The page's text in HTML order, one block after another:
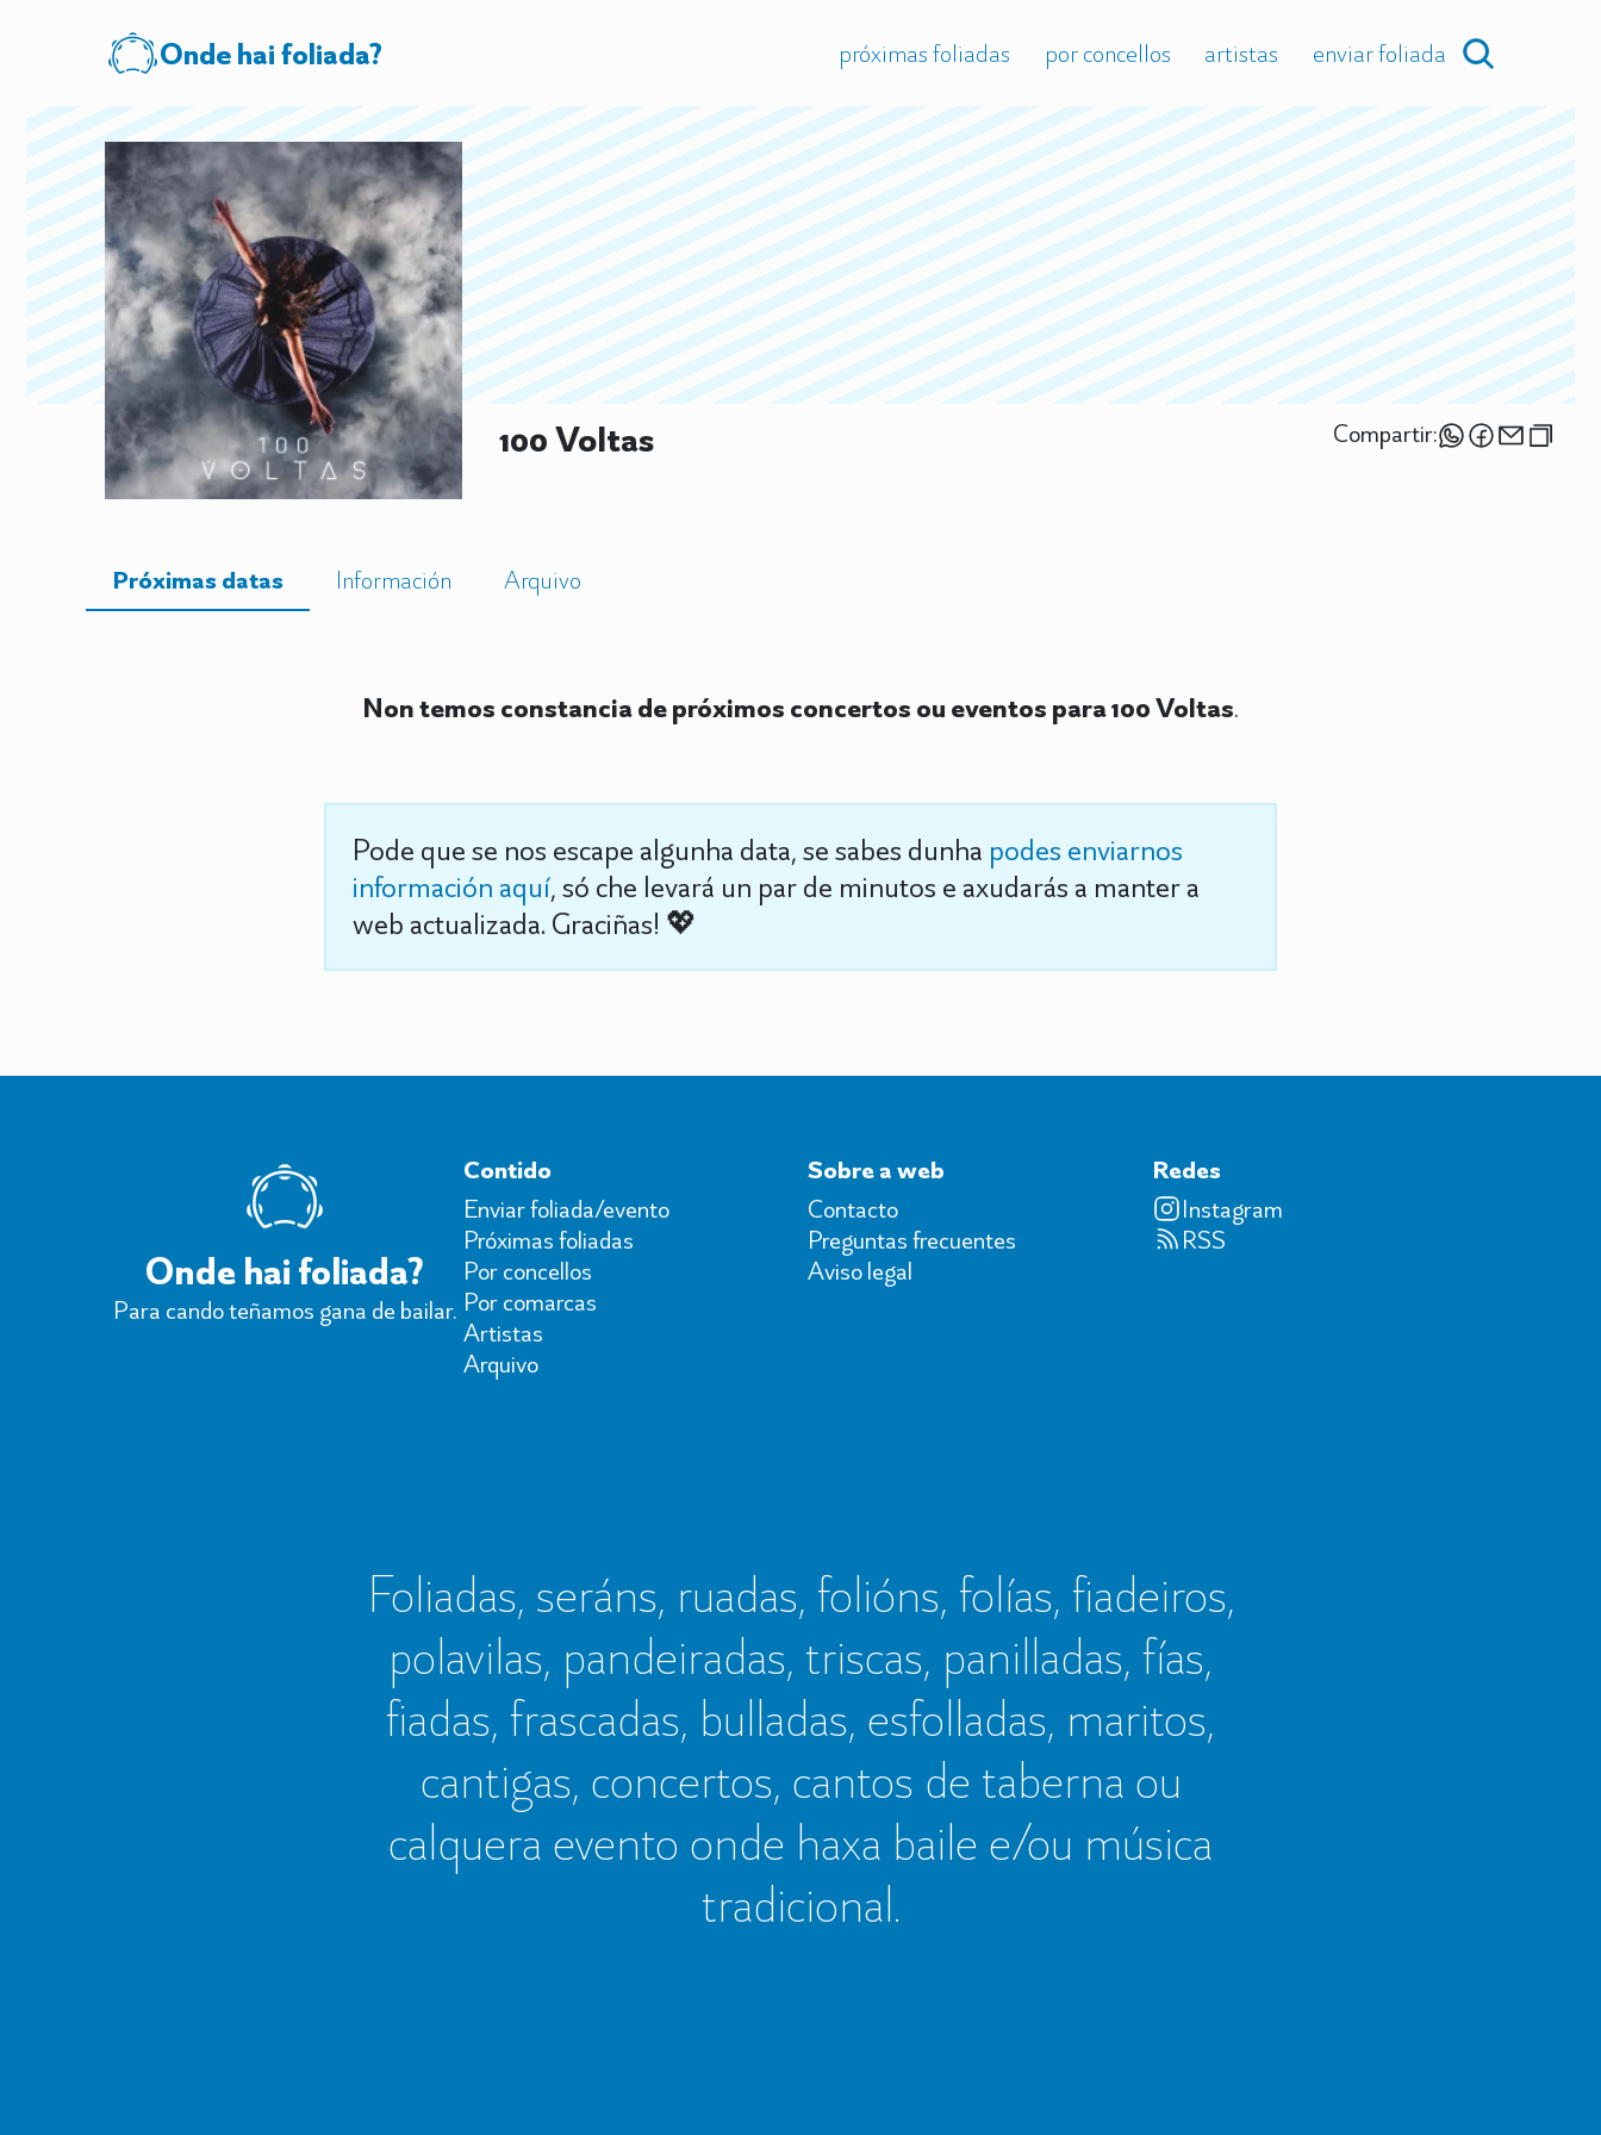
Onde hai foliada? próximas foliadas por concellos artistas enviar foliada
100 Voltas Compartir:
Próximas datas Información Arquivo
Non temos constancia de próximos concertos ou eventos para 100 Voltas.
Pode que se nos escape algunha data, se sabes dunha podes enviarnos
información aquí, só che levará un par de minutos e axudarás a manter a
web actualizada. Graciñas! 💖
Onde hai foliada?
Para cando teñamos gana de bailar.
Contido
Enviar foliada/evento
Próximas foliadas
Por concellos
Por comarcas
Artistas
Arquivo
Sobre a web
Contacto
Preguntas frecuentes
Aviso legal
Redes
Instagram
RSS
Foliadas, seráns, ruadas, folións, folías, fiadeiros,
polavilas, pandeiradas, triscas, panilladas, fías,
fiadas, frascadas, bulladas, esfolladas, maritos,
cantigas, concertos, cantos de taberna ou
calquera evento onde haxa baile e/ou música
tradicional.